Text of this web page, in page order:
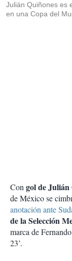
Julián Quiñones es
en una Copa del
Congol de Julián
de México se
anotación ante
de la Selección
marca de
23’.